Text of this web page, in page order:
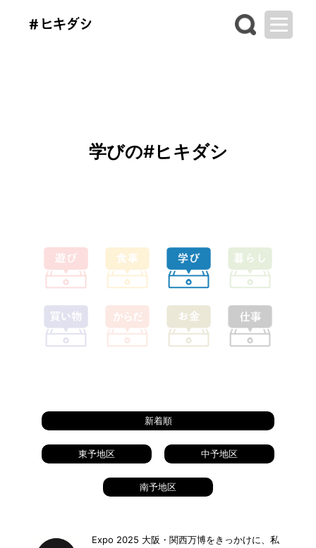
学びの#ヒキダシ
新着順
東予地区 中予地区
南予地区
Expo 2025 大阪・関西万博をきっかけに、私